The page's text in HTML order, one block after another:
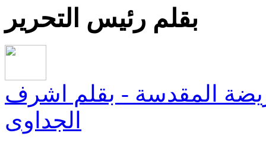
بقلم رئيس التحرير
المقدسة - بقلم اشرف
الجداوى